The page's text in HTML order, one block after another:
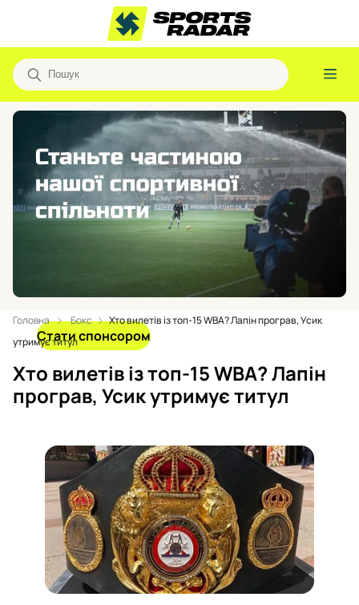
Стати спонсором
Головна Бокс
Хто вилетів із топ-15 WBA? Лапін програв, Усик
утримує титул
Хто вилетів із топ-15 WBA? Лапін
програв, Усик утримує титул